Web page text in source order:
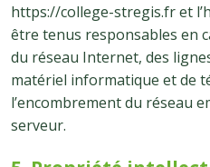
https://college-stregis.fr et
être tenus responsables en
du réseau Internet, des
matériel informatique et de
l’encombrement du réseau
serveur.